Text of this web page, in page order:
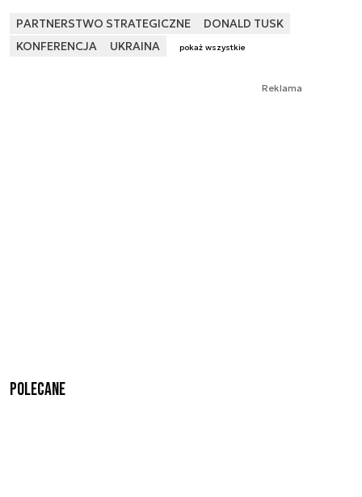
PARTNERSTWO STRATEGICZNE
DONALD TUSK
KONFERENCJA
UKRAINA pokaż wszystkie
Reklama
Polecane